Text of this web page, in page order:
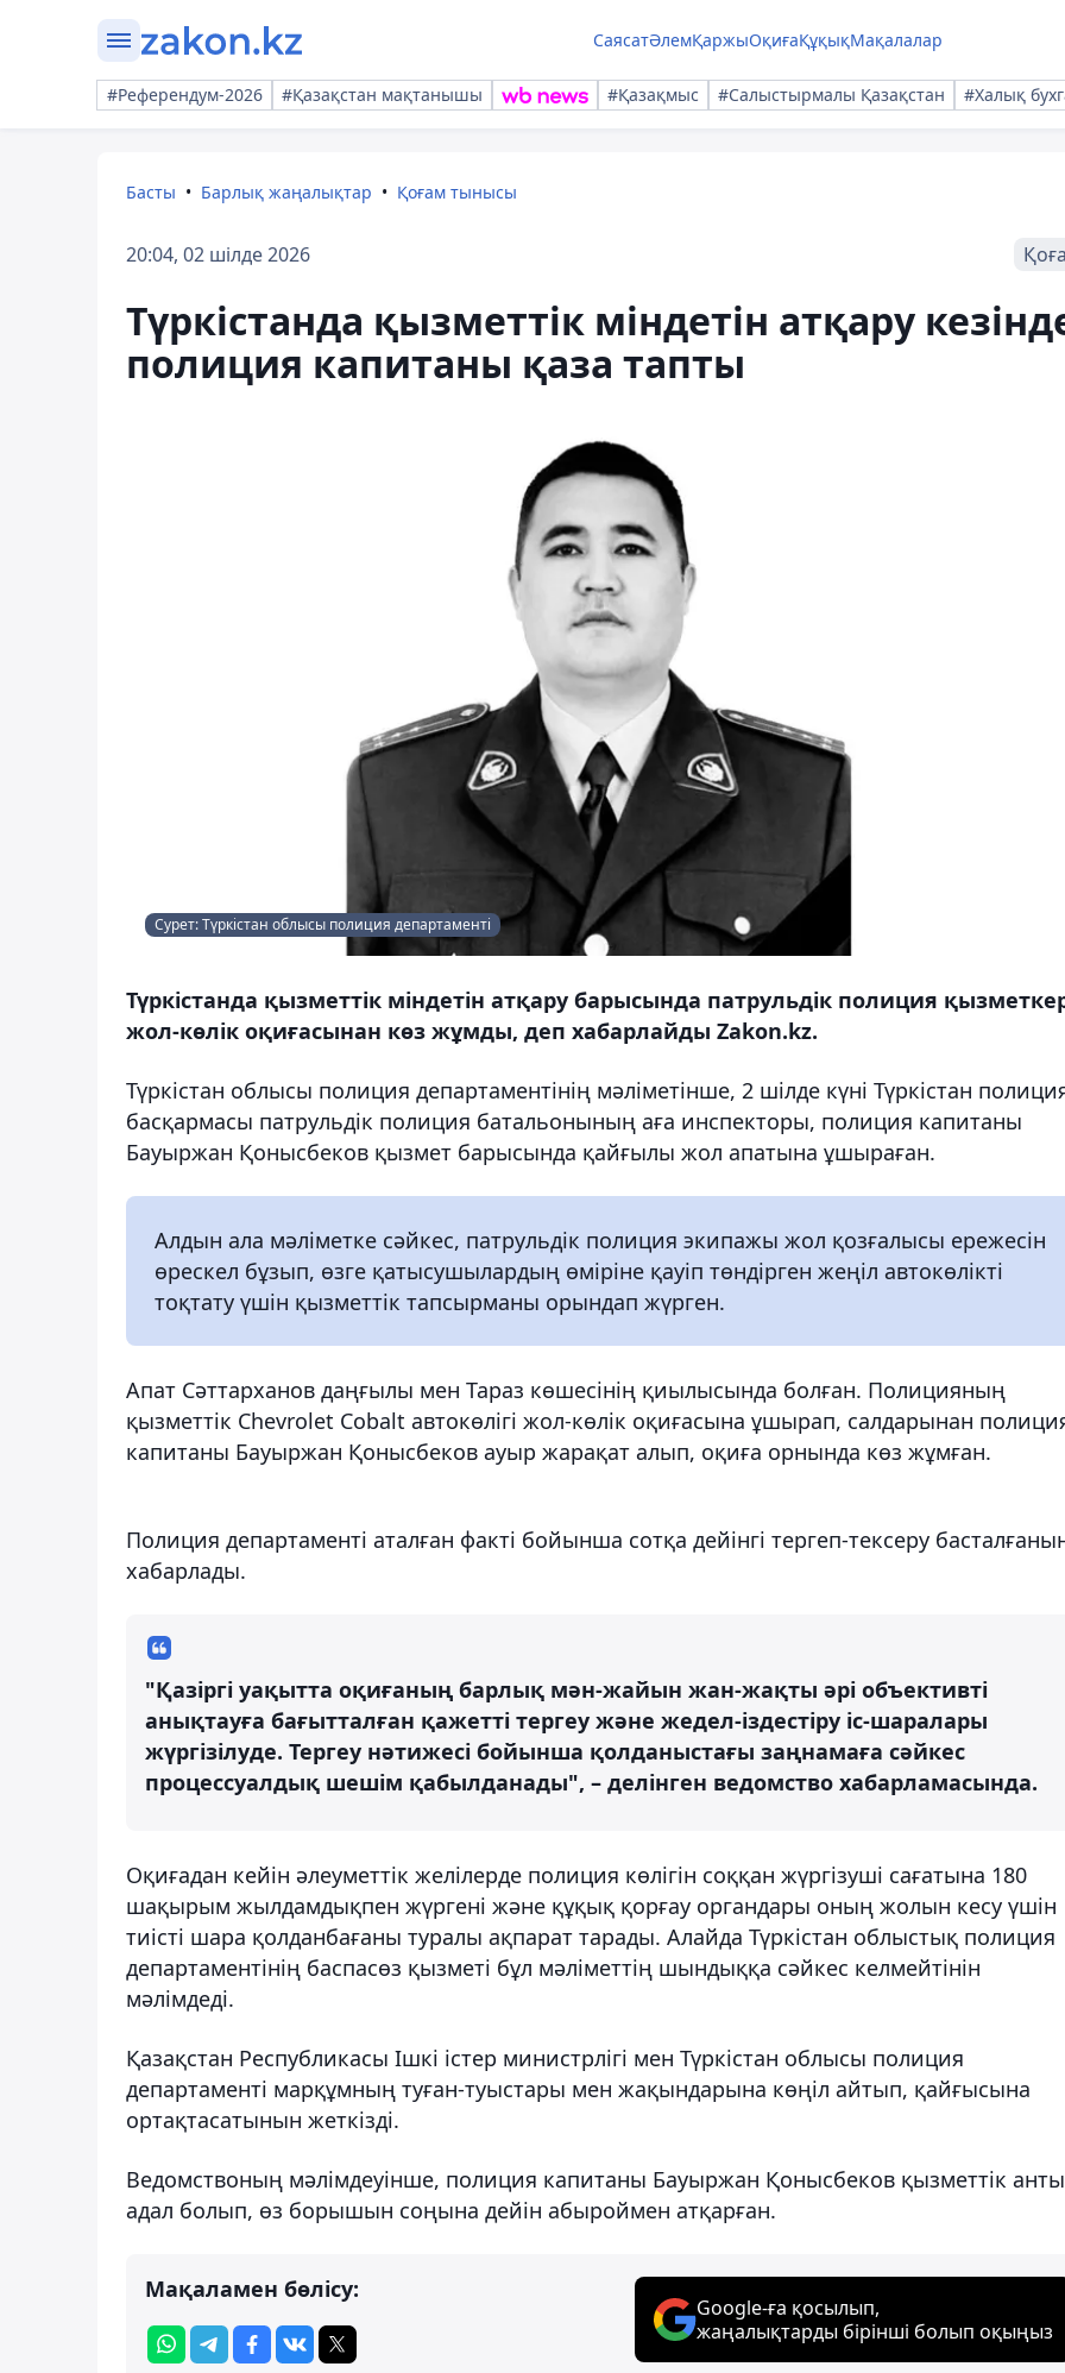
СаясатӘлемҚаржыОқиғаҚұқықМақалалар
#Референдум-2026 #Қазақстан мақтанышы #Қазақмыс #Салыстырмалы Қазақстан #Халық
Басты Барлық жаңалықтар Қоғам тынысы
20:04, 02 шілде 2026
Түркістанда қызметтік міндетін атқару
полиция капитаны қаза тапты
Сурет: Түркістан облысы полиция департаменті
Түркістанда қызметтік міндетін атқару барысында патрульдік полиция
жол-көлік оқиғасынан көз жұмды, деп хабарлайды Zakon.kz.
Түркістан облысы полиция департаментінің мәліметінше, 2 шілде күні Түркістан
басқармасы патрульдік полиция батальонының аға инспекторы, полиция капитаны
Бауыржан Қонысбеков қызмет барысында қайғылы жол апатына ұшыраған.
Алдын ала мәліметке сәйкес, патрульдік полиция экипажы жол қозғалысы ережесін
өрескел бұзып, өзге қатысушылардың өміріне қауіп төндірген жеңіл автокөлікті
тоқтату үшін қызметтік тапсырманы орындап жүрген.
Апат Сәттарханов даңғылы мен Тараз көшесінің қиылысында болған. Полицияның
қызметтік Chevrolet Cobalt автокөлігі жол-көлік оқиғасына ұшырап, салдарынан
капитаны Бауыржан Қонысбеков ауыр жарақат алып, оқиға орнында көз жұмған.
Полиция департаменті аталған факті бойынша сотқа дейінгі тергеп-тексеру
хабарлады.
"Қазіргі уақытта оқиғаның барлық мән-жайын жан-жақты әрі объективті
анықтауға бағытталған қажетті тергеу және жедел-іздестіру іс-шаралары
жүргізілуде. Тергеу нәтижесі бойынша қолданыстағы заңнамаға сәйкес
процессуалдық шешім қабылданады", – делінген ведомство хабарламасында.
Оқиғадан кейін әлеуметтік желілерде полиция көлігін соққан жүргізуші сағатына 180
шақырым жылдамдықпен жүргені және құқық қорғау органдары оның жолын кесу үшін
тиісті шара қолданбағаны туралы ақпарат тарады. Алайда Түркістан облыстық полиция
департаментінің баспасөз қызметі бұл мәліметтің шындыққа сәйкес келмейтінін
мәлімдеді.
Қазақстан Республикасы Ішкі істер министрлігі мен Түркістан облысы полиция
департаменті марқұмның туған-туыстары мен жақындарына көңіл айтып, қайғысына
ортақтасатынын жеткізді.
Ведомствоның мәлімдеуінше, полиция капитаны Бауыржан Қонысбеков қызметтік
адал болып, өз борышын соңына дейін абыроймен атқарған.
Мақаламен бөлісу:
Google-ға қосылып,
жаңалықтарды бірінші болып оқыңыз